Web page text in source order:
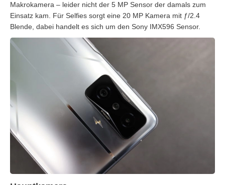
Makrokamera – leider nicht der 5 MP Sensor der damals zum
Einsatz kam. Für Selfies sorgt eine 20 MP Kamera mit ƒ/2.4
Blende, dabei handelt es sich um den Sony IMX596 Sensor.